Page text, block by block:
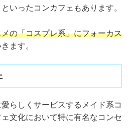
いったコンカフェもあります。
の「コスプレ系」にフォーカス
ます。
らしくサービスするメイド系コ
文化において特に有名なコンセ